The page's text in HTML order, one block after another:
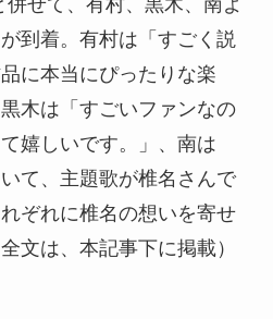
到着。有村は「すごく説
に本当にぴったりな楽
木は「すごいファンなの
嬉しいです。」、南は
て、主題歌が椎名さんで
ぞれに椎名の想いを寄せ
文は、本記事下に掲載）